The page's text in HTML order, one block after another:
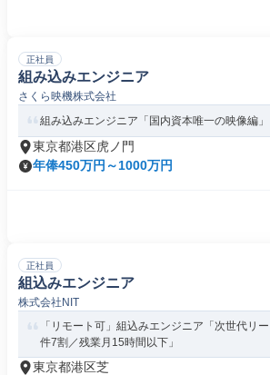
正社員
組み込みエンジニア
さくら映機株式会社
組み込みエンジニア「国内資本唯一の映像編」
東京都港区虎ノ門
年俸450万円～1000万円
正社員
組込みエンジニア
株式会社NIT
「リモート可」組込みエンジニア「次世代リ
件7割／残業月15時間以下」
東京都港区芝